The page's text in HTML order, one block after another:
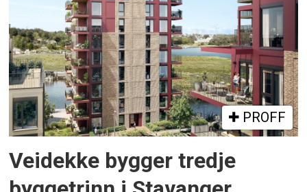
PROFF
Veidekke bygger tredje